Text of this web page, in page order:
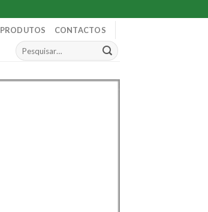
PRODUTOS CONTACTOS